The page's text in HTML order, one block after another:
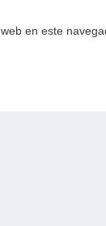
en este